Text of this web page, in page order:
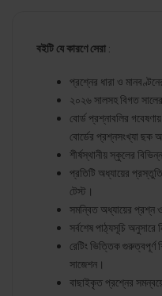
বইটি যে কারণে সেরা :
প্রশ্নের ধারা ও
২০২৬ সালসহ বিগত
বোর্ড প্রশ্নাবলির
বোর্ডের প্রশ্নসংখ্যা ছক
শীর্ষস্থানীয় স্কুলের
প্রতিটি অধ্যায়ের
টেস্ট।
সমন্বিত অধ্যায়ের
সর্বশেষ পাঠ্যসূচি অনুসারে
রেটিং ভিত্তিক
সাজেশন।
বাছাইকৃত প্রশ্নের